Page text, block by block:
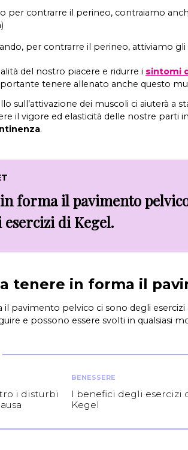
per contrarre il perineo, contraiamo
per contrarre il perineo, attiviamo
del nostro piacere e ridurre i sintomi
tenere allenato anche questo
sull’attivazione dei muscoli ci aiuterà a
il vigore ed elasticità delle nostre parti
.
forma il pavimento
di Kegel.
tenere in forma il
pavimento pelvico ci sono degli esercizi
e possono essere svolti in qualsiasi
i disturbi
BENESSERE
I benefici degli esercizi
Kegel